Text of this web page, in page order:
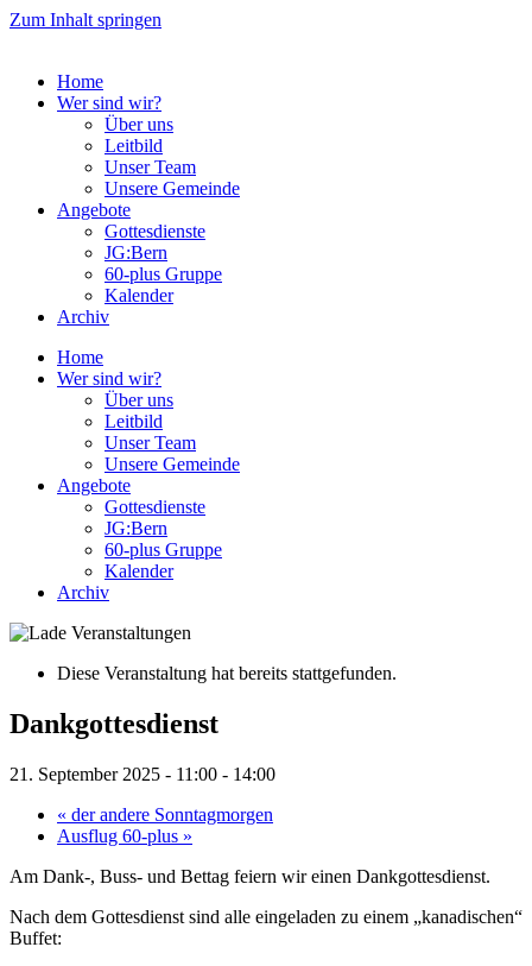
Zum Inhalt springen
Home
Wer sind wir?
Über uns
Leitbild
Unser Team
Unsere Gemeinde
Angebote
Gottesdienste
JG:Bern
60-plus Gruppe
Kalender
Archiv
Home
Wer sind wir?
Über uns
Leitbild
Unser Team
Unsere Gemeinde
Angebote
Gottesdienste
JG:Bern
60-plus Gruppe
Kalender
Archiv
Diese Veranstaltung hat bereits stattgefunden.
Dankgottesdienst
21. September 2025 - 11:00 - 14:00
« der andere Sonntagmorgen
Ausflug 60-plus »
Am Dank-, Buss- und Bettag feiern wir einen Dankgottesdienst.
Nach dem Gottesdienst sind alle eingeladen zu einem „kanadischen“
Buffet: